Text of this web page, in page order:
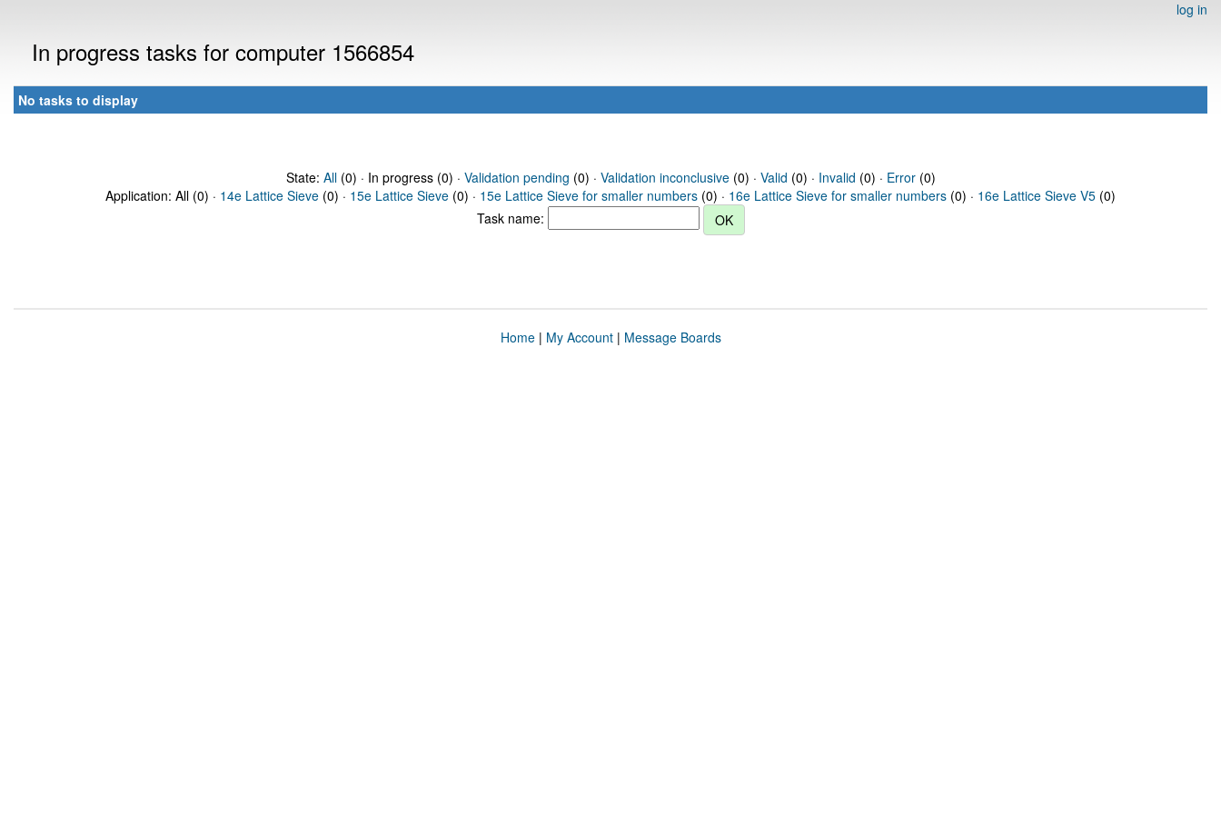
log in
In progress tasks for computer 1566854
No tasks to display
State: All(0) · In progress (0) · Validation pending (0) · Validation inconclusive(0) · Valid (0) · Invalid (0) · Error(0)
Application: All (0) · 14e Lattice Sieve (0) · 15e Lattice Sieve (0) · 15e Lattice Sieve for smaller numbers (0) · 16e Lattice Sieve for smaller numbers (0) · 16e Lattice Sieve V5 (0)
Task name:
Home| My Account| Message Boards